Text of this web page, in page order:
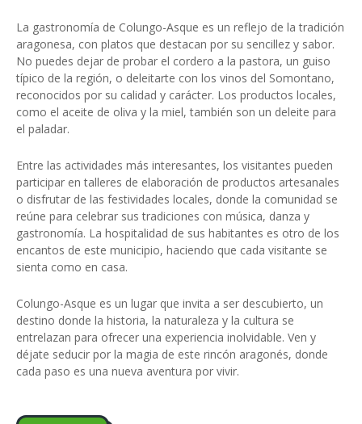
La gastronomía de Colungo-Asque es un reflejo de la tradición
aragonesa, con platos que destacan por su sencillez y sabor.
No puedes dejar de probar el cordero a la pastora, un guiso
típico de la región, o deleitarte con los vinos del Somontano,
reconocidos por su calidad y carácter. Los productos locales,
como el aceite de oliva y la miel, también son un deleite para
el paladar.
Entre las actividades más interesantes, los visitantes pueden
participar en talleres de elaboración de productos artesanales
o disfrutar de las festividades locales, donde la comunidad se
reúne para celebrar sus tradiciones con música, danza y
gastronomía. La hospitalidad de sus habitantes es otro de los
encantos de este municipio, haciendo que cada visitante se
sienta como en casa.
Colungo-Asque es un lugar que invita a ser descubierto, un
destino donde la historia, la naturaleza y la cultura se
entrelazan para ofrecer una experiencia inolvidable. Ven y
déjate seducir por la magia de este rincón aragonés, donde
cada paso es una nueva aventura por vivir.